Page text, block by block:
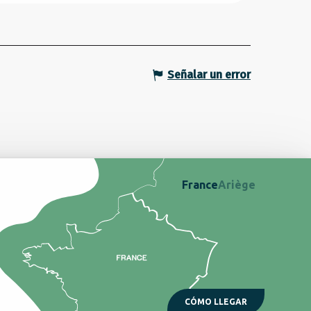
Señalar un error
CÓMO LLEGAR
FranceAriège